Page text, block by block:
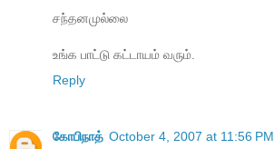
சந்தனமுல்லை
உங்க பாட்டு கட்டாயம் வரும்.
Reply
கோபிநாத் October 4, 2007 at 11:56 PM